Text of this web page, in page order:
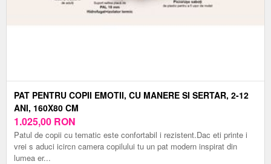
PAT PENTRU COPII EMOTII, CU MANERE SI SERTAR, 2-12
ANI, 160X80 CM
1.025,00 RON
Patul de copii cu tematic este confortabil i rezistent.Dac eti printe i
vrei s aduci icircn camera copilului tu un pat modern inspirat din
lumea er...